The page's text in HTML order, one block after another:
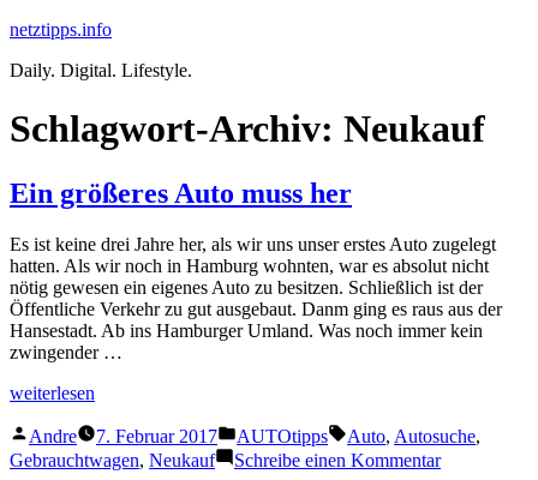
Zum
springen
netztipps.info
Daily. Digital. Lifestyle.
Schlagwort-Archiv: Neukauf
Ein größeres Auto muss her
Es ist keine drei Jahre her, als wir uns unser erstes Auto zugelegt
hatten. Als wir noch in Hamburg wohnten, war es absolut nicht
nötig gewesen ein eigenes Auto zu besitzen. Schließlich ist der
Öffentliche Verkehr zu gut ausgebaut. Danm ging es raus aus der
Hansestadt. Ab ins Hamburger Umland. Was noch immer kein
zwingender …
„Ein
Auto
muss
weiterlesen
Veröffentlicht
von
Andre 7. Februar 2017
Veröffentlicht
unter
AUTOtipps Schlagwörter:
Auto, Autosuche,
Gebrauchtwagen, Neukauf Schreibe einen Kommentarzu